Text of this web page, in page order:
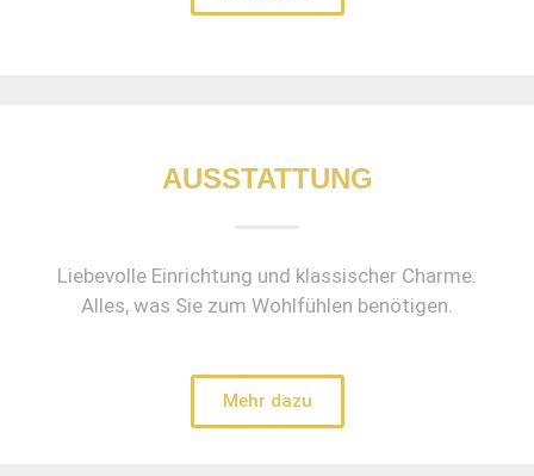
AUSSTATTUNG
Liebevolle Einrichtung und klassischer Charme.
Alles, was Sie zum Wohlfühlen benötigen.
Mehr dazu